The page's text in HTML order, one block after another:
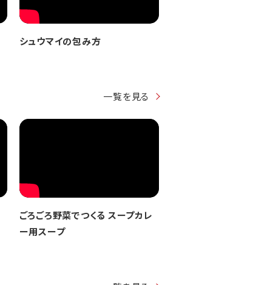
シュウマイの包み方
一覧を見る
ごろごろ野菜でつくる スープカレ
ー用スープ